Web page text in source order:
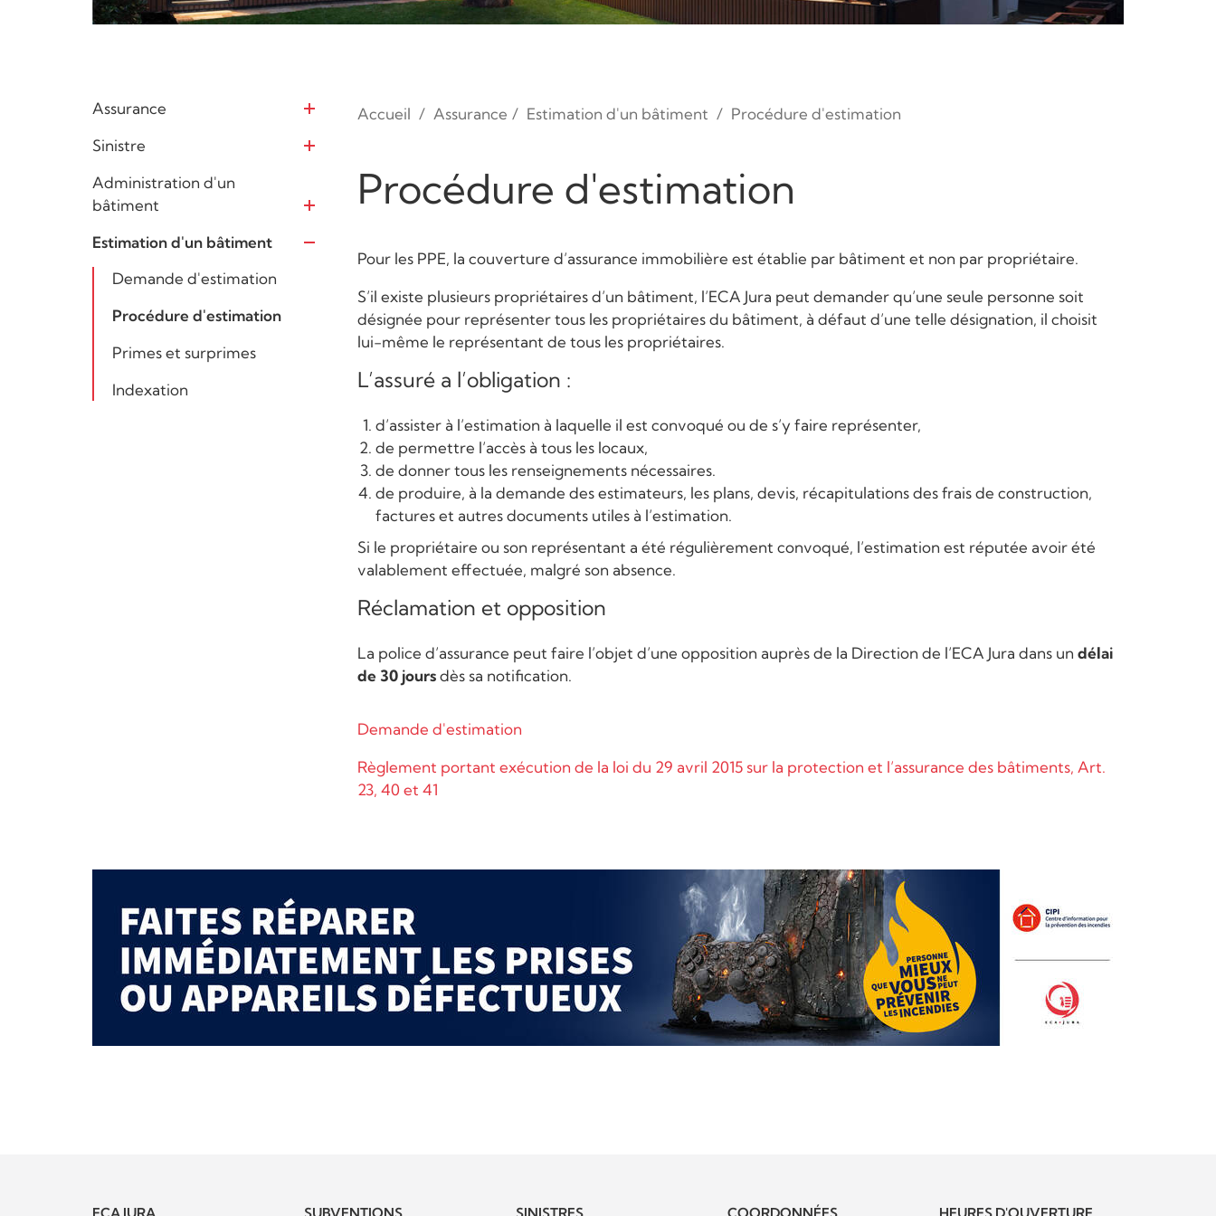
Assurance
Ouvrir
Sinistre
Ouvrir
Administration d'un
bâtiment
Ouvrir
Estimation d'un bâtiment
Ouvrir
Demande d'estimation
Procédure d'estimation
Primes et surprimes
Indexation
Accueil Assurance Estimation d'un bâtiment Procédure d'estimation
Procédure d'estimation
Pour les PPE, la couverture d’assurance immobilière est établie par bâtiment et non par propriétaire.
S’il existe plusieurs propriétaires d’un bâtiment, l’ECA Jura peut demander qu’une seule personne soit
désignée pour représenter tous les propriétaires du bâtiment, à défaut d’une telle désignation, il choisit
lui-même le représentant de tous les propriétaires.
L’assuré a l’obligation :
d’assister à l’estimation à laquelle il est convoqué ou de s’y faire représenter,
de permettre l’accès à tous les locaux,
de donner tous les renseignements nécessaires.
de produire, à la demande des estimateurs, les plans, devis, récapitulations des frais de construction,
factures et autres documents utiles à l’estimation.
Si le propriétaire ou son représentant a été régulièrement convoqué, l’estimation est réputée avoir été
valablement effectuée, malgré son absence.
Réclamation et opposition
La police d’assurance peut faire l’objet d’une opposition auprès de la Direction de l’ECA Jura dans un délai
de 30 joursdès sa notification.
Demande d'estimation
Règlement portant exécution de la loi du 29 avril 2015 sur la protection et l’assurance des bâtiments, Art.
23, 40 et 41
ECA JURA SUBVENTIONS SINISTRES COORDONNÉES HEURES D'OUVERTURE